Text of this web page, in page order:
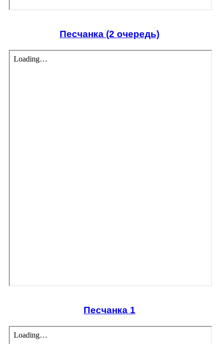
Песчанка (2 очередь)
Песчанка 1